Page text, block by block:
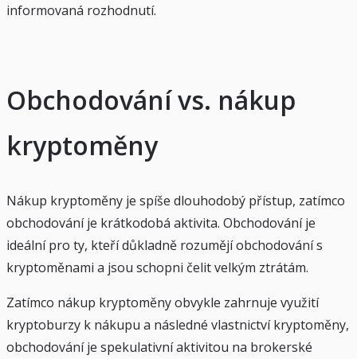
informovaná rozhodnutí.
Obchodování vs. nákup
kryptoměny
Nákup kryptoměny je spíše dlouhodobý přístup, zatímco
obchodování je krátkodobá aktivita. Obchodování je
ideální pro ty, kteří důkladně rozumějí obchodování s
kryptoměnami a jsou schopni čelit velkým ztrátám.
Zatímco nákup kryptoměny obvykle zahrnuje využití
kryptoburzy k nákupu a následné vlastnictví kryptoměny,
obchodování je spekulativní aktivitou na brokerské